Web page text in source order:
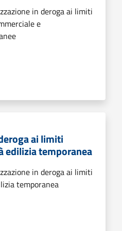
in deroga ai limiti
e
ai limiti
edilizia temporanea
in deroga ai limiti
temporanea